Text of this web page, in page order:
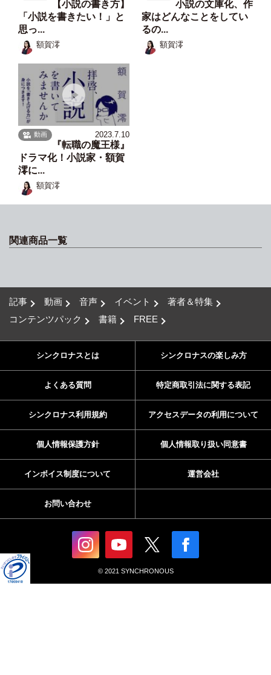
【小説の書き方】
「小説を書きたい！」と
思っ...
額賀澪
小説の文庫化、作
家はどんなことをしてい
るの...
額賀澪
動画 2023.7.10
『転職の魔王様』
ドラマ化！小説家・額賀
澪に...
額賀澪
関連商品一覧
記事 動画 音声 イベント
著者＆特集
コンテンツパック
書籍 FREE
シンクロナスとは シンクロナスの楽しみ方
よくある質問 特定商取引法に関する表記
シンクロナス利用規約 アクセスデータの利用について
個人情報保護方針 個人情報取り扱い同意書
インボイス制度について 運営会社
お問い合わせ
© 2021 SYNCHRONOUS